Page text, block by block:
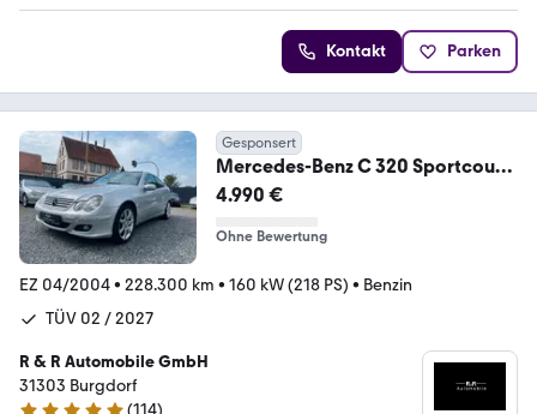
Kontakt Parken
Gesponsert
Mercedes-Benz C 320 Sportcoupe
Sportpaket V6 Memory PANO PDC
4.990 €
Ohne Bewertung
EZ 04/2004• 228.300 km • 160 kW (218 PS) • Benzin
TÜV 02 / 2027
R & R Automobile GmbH
31303 Burgdorf